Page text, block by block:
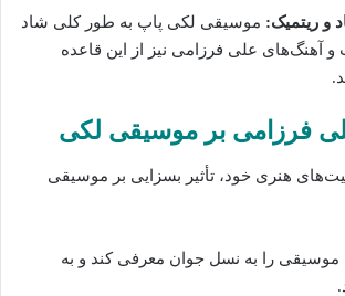
و ریتمیک: موسیقی لکی پاپ به طور کلی شاد
آهنگ‌های علی فرزامی نیز از این قاعده
فرزامی بر موسیقی لکی
هنری خود، تأثیر بسزایی بر موسیقی
موسیقی را به نسل جوان معرفی کند و به